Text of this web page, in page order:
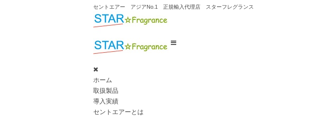
セントエアー アジアNo.1 正規輸入代理店 スターフレグランス
ホーム
取扱製品
導入実績
セントエアーとは